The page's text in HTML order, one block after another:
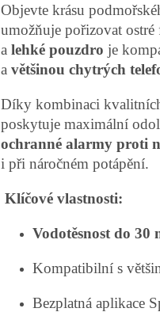
Objevte krásu
umožňuje pořizovat
a lehké pouzdro je
a většinou chytrých
Díky kombinaci
poskytuje maximální
ochranné alarmy proti
i při náročném potápění.
Klíčové vlastnosti:
Vodotěsnost do 30
Kompatibilní s
Bezplatná aplikace